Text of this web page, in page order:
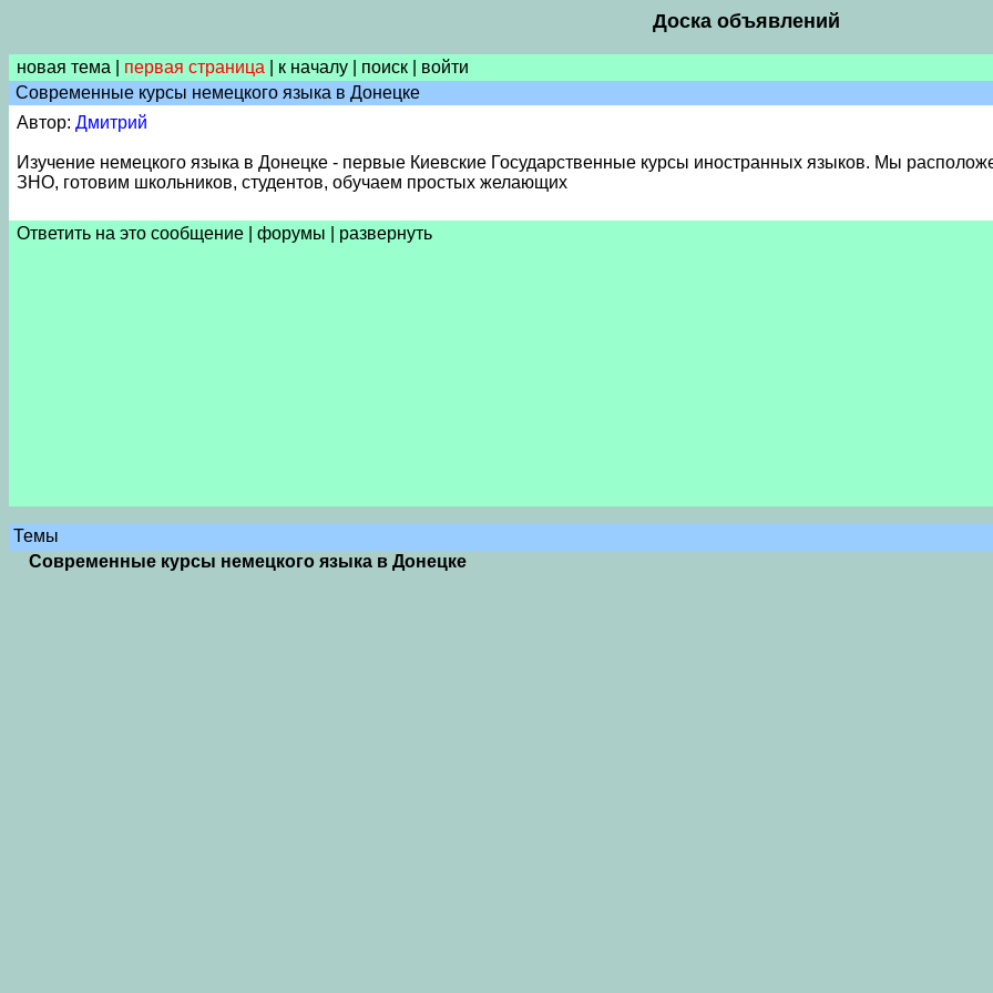
Доска объявлений
новая тема первая страница к началу поиск войти
Современные курсы немецкого языка в Донецке
Автор: Дмитрий
Изучение немецкого языка в Донецке - первые Киевские Государственные курсы иностранных языков. Мы
ЗНО, готовим школьников, студентов, обучаем простых желающих
Ответить на это сообщение форумы
развернуть
Темы
Современные курсы немецкого языка в Донецке